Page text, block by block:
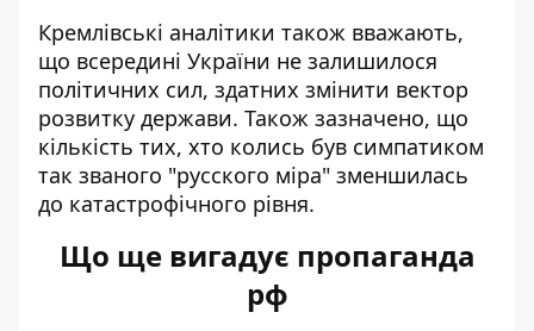
Кремлівські аналітики також вважають,
що всередині України не залишилося
політичних сил, здатних змінити вектор
розвитку держави. Також зазначено, що
кількість тих, хто колись був симпатиком
так званого "русского міра" зменшилась
до катастрофічного рівня.
Що ще вигадує пропаганда
рф